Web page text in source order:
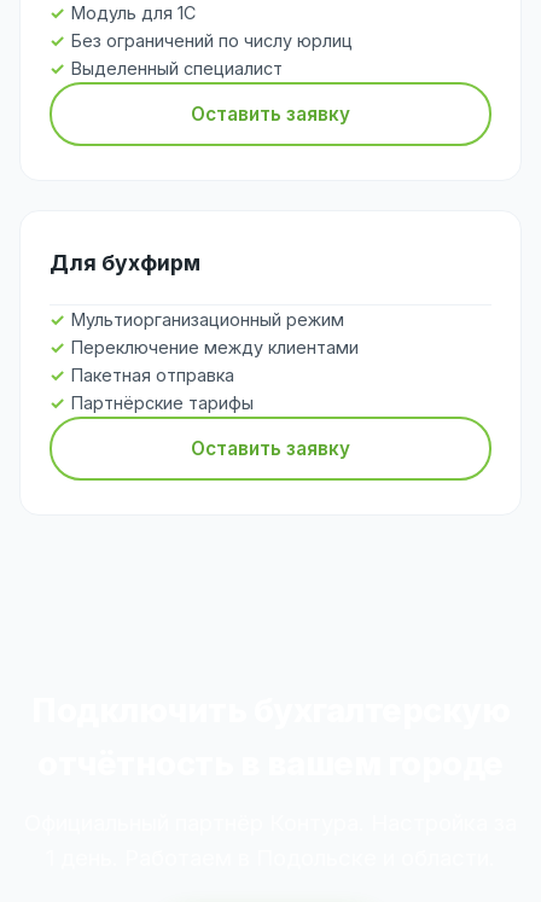
Модуль для 1С
Без ограничений по числу юрлиц
Выделенный специалист
Оставить заявку
Для бухфирм
Мультиорганизационный режим
Переключение между клиентами
Пакетная отправка
Партнёрские тарифы
Оставить заявку